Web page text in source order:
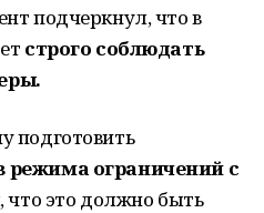
подчеркнул, что в
строго соблюдать
подготовить
ограничений с
что это должно быть